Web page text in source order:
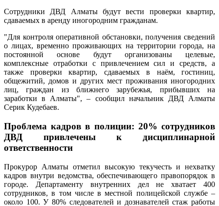
Сотрудники ДВД Алматы будут вести проверки квартир,
сдаваемых в аренду иногородним гражданам.
"Для контроля оперативной обстановки, получения сведений
о лицах, временно проживающих на территории города, на
постоянной основе будут организованы целевые,
комплексные отработки с привлечением сил и средств, а
также проверки квартир, сдаваемых в наём, гостиниц,
общежитий, домов и других мест проживания иногородних
лиц, граждан из ближнего зарубежья, прибывших на
заработки в Алматы", – сообщил начальник ДВД Алматы
Серик Кудебаев.
Проблема кадров в полиции: 20% сотрудников
ДВД привлечены к дисциплинарной
ответственности
Прокурор Алматы отметил высокую текучесть и нехватку
кадров внутри ведомства, обеспечивающего правопорядок в
городе. Департаменту внутренних дел не хватает 400
сотрудников, в том числе в местной полицейской службе –
около 100. У 80% следователей и дознавателей стаж работы